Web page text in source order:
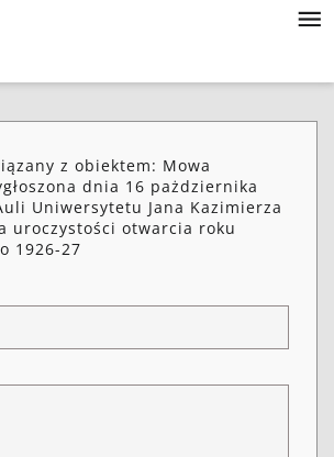
z obiektem: Mowa
dnia 16 pażdziernika
Uniwersytetu Jana Kazimierza
uroczystości otwarcia roku
1926-27